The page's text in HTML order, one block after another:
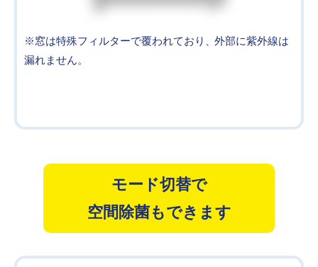
※窓は特殊フィルターで覆われており、 外部に紫外線は
漏れません。
モード切替で
空間除菌もできます